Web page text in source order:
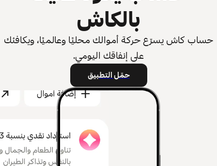
بالكاش
حساب كاش يسرّع حركة أموالك محليًا وعالميًا، ويكافئك
على إنفاقك اليومي.
حمّل التطبيق